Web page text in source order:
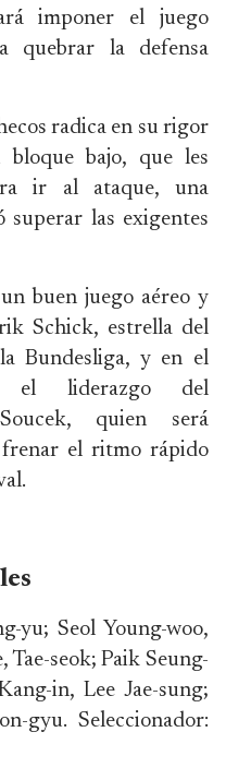
imponer el juego
quebrar la defensa
radica en su rigor
bajo, que les
ir al ataque, una
superar las exigentes
buen juego aéreo y
Schick, estrella del
Bundesliga, y en el
el liderazgo del
quien será
el ritmo rápido
yu; Seol Young-woo,
seok; Paik Seung-
in, Lee Jae-sung;
gyu. Seleccionador: